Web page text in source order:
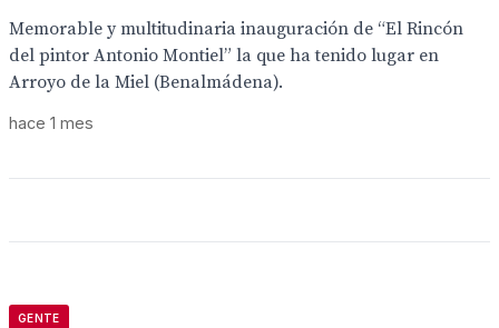
Memorable y multitudinaria inauguración de “El Rincón
del pintor Antonio Montiel” la que ha tenido lugar en
Arroyo de la Miel (Benalmádena).
hace 1 mes
GENTE